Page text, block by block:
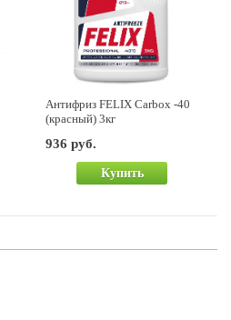
Антифриз FELIX Carbox -40
(красный) 3кг
936 руб.
Купить